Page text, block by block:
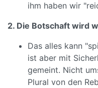
ihm haben wir
2. Die Botschaft wird
Das alles kann
ist aber mit
gemeint. Nicht
Plural von den